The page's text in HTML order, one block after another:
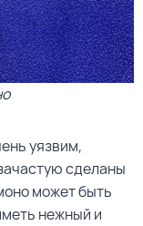
уязвим,
сделаны
может быть
нежный и